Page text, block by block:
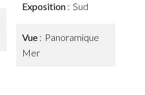
Exposition Sud
Vue
Panoramique
Mer